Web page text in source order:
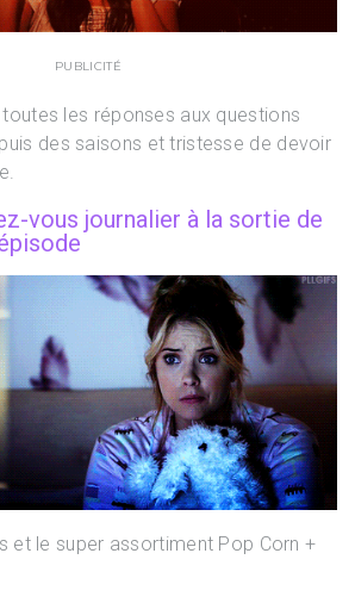
PUBLICITÉ
toutes les réponses aux questions
des saisons et tristesse de devoir
vous journalier à la sortie de
et le super assortiment Pop Corn +